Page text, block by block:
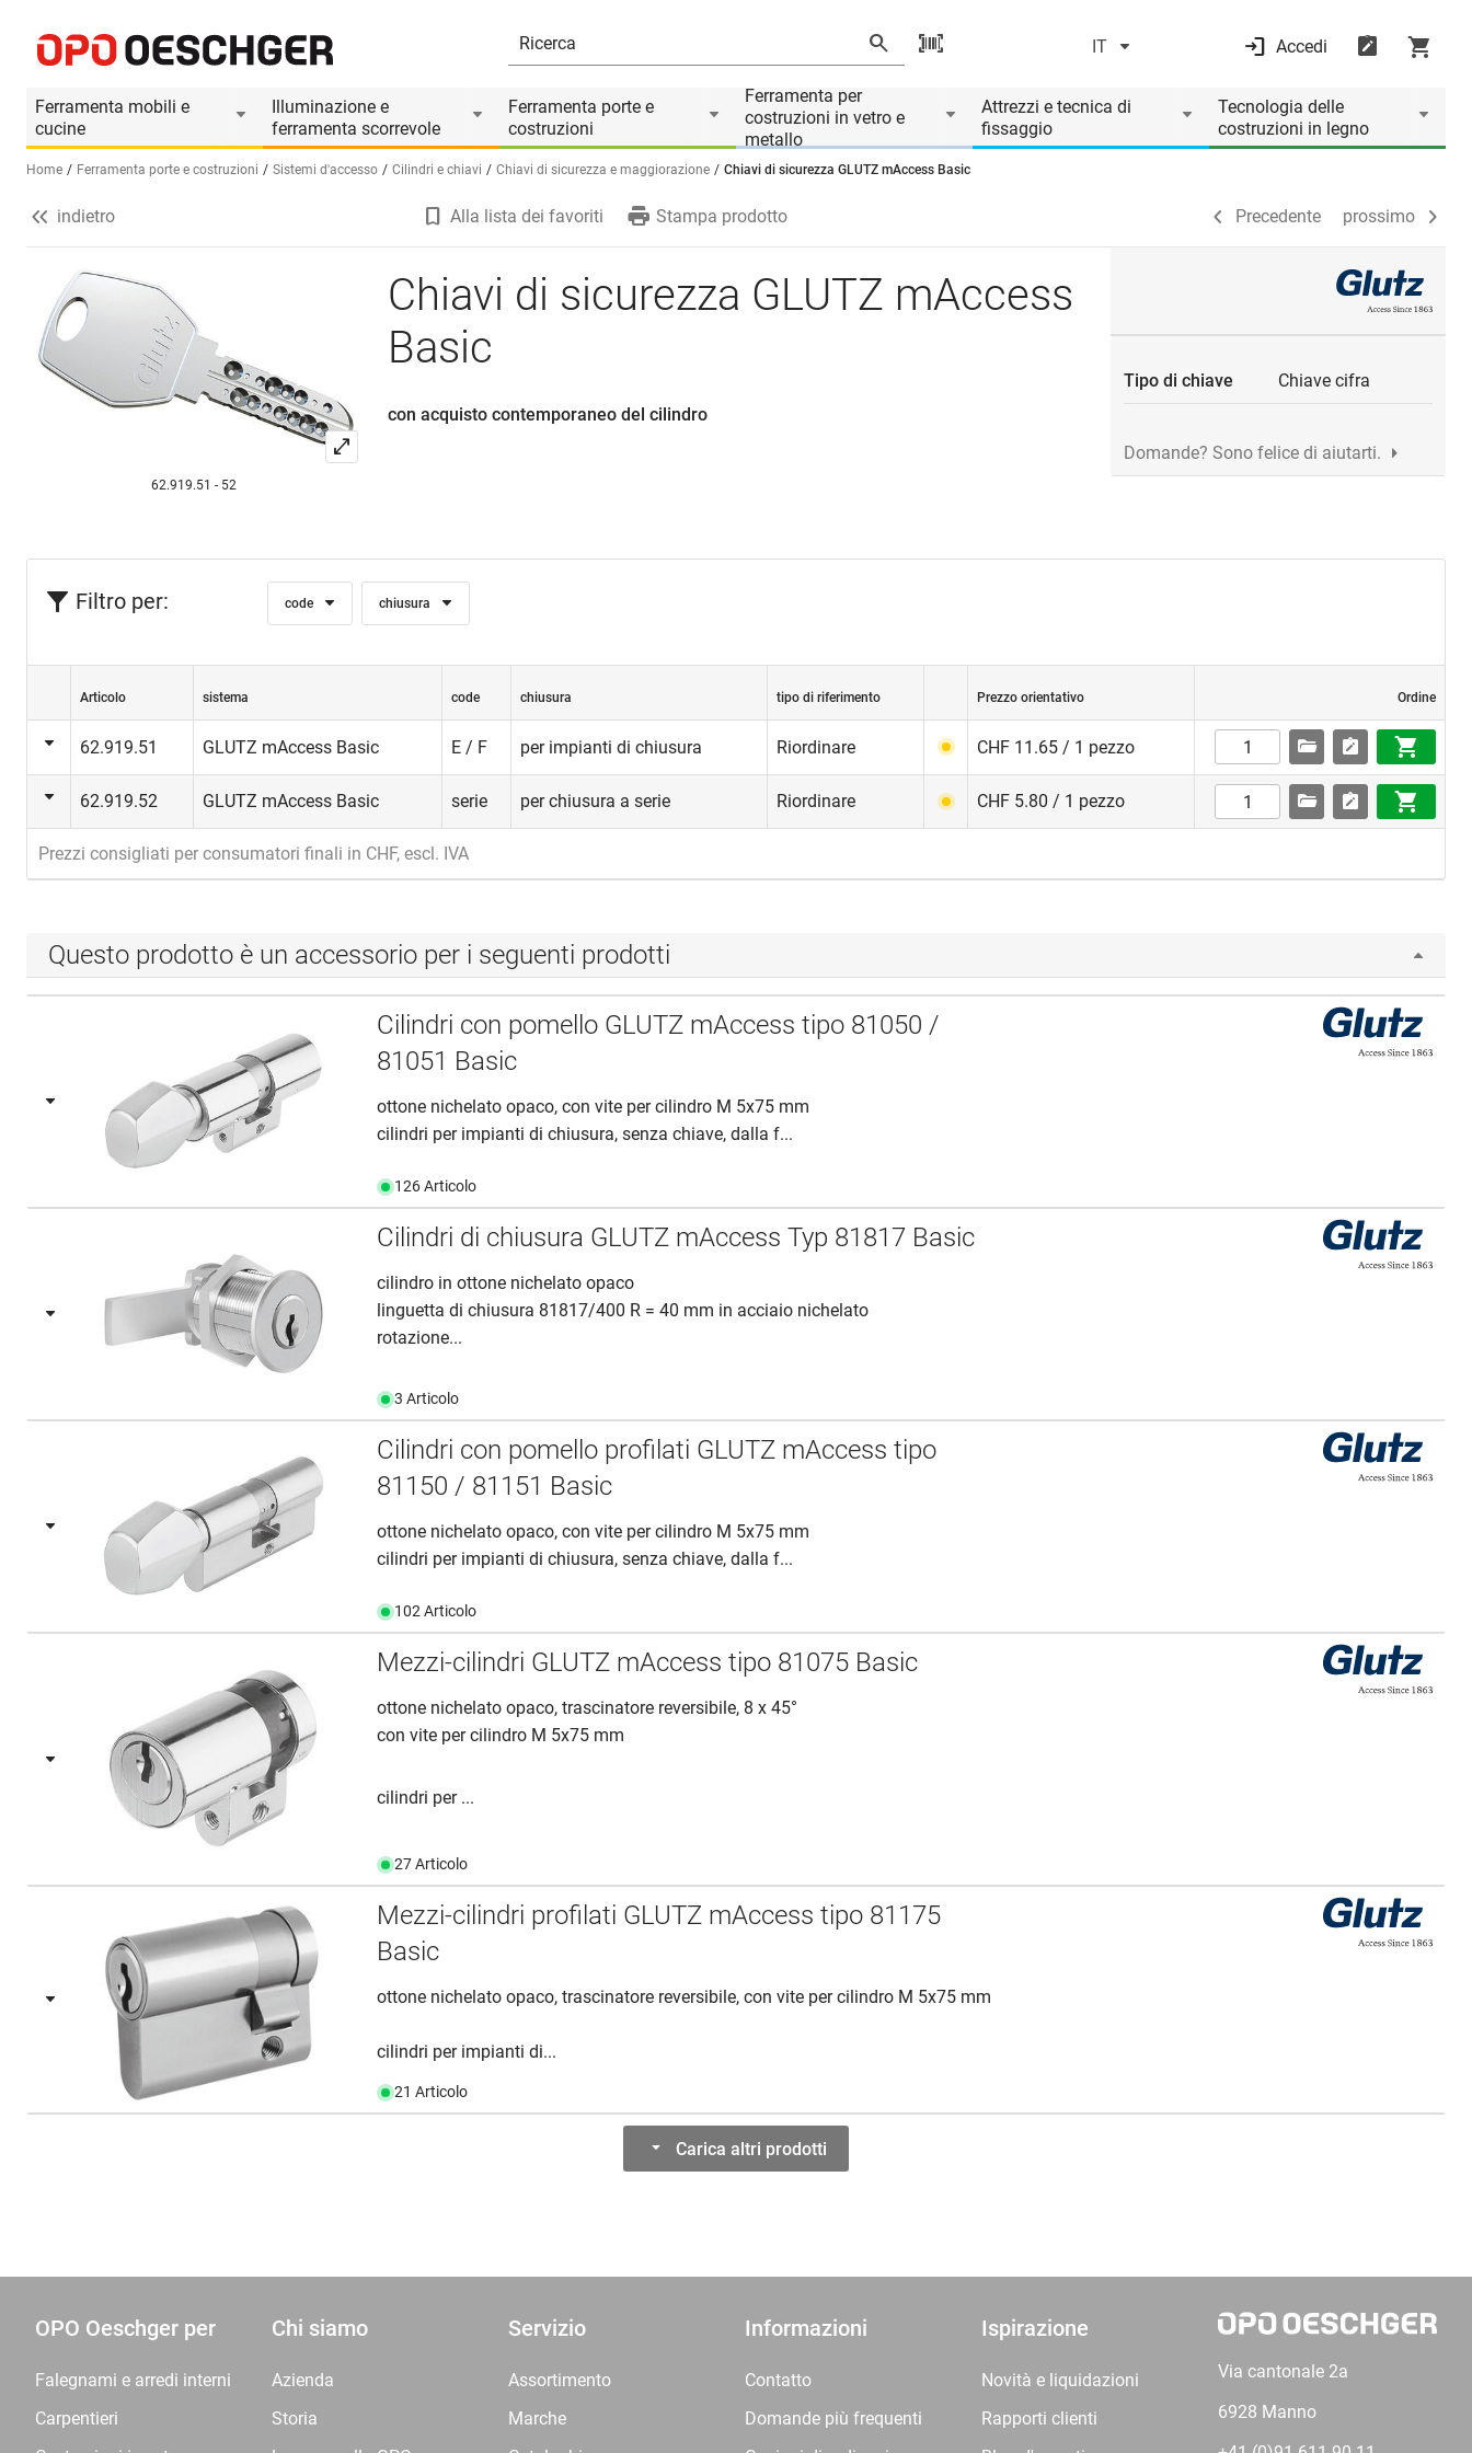
IT Accedi
Ferramenta mobili e
cucine
Illuminazione e
ferramenta scorrevole
Ferramenta porte e
costruzioni
Ferramenta per
costruzioni in vetro e
metallo
Attrezzi e tecnica di
fissaggio
Tecnologia delle
costruzioni in legno
Seleziona una lingua (IT)
Home Ferramenta porte e costruzioni Sistemi d'accesso Cilindri e chiavi Chiavi di sicurezza e maggiorazione Chiavi di sicurezza GLUTZ mAccess Basic
Informazioni prodotto
Il prodotto è accessorio di Precedente prossimo
indietro Alla lista dei favoriti Stampa prodotto Precedente prossimo
62.919.51 - 52
Chiavi di sicurezza GLUTZ mAccess
Basic
con acquisto contemporaneo del cilindro
Tipo di chiave Chiave cifra
Domande? Sono felice di aiutarti.
Filtro per: code chiusura
Articolo sistema code chiusura tipo di riferimento Prezzo orientativo Ordine
62.919.51 GLUTZ mAccess Basic E / F per impianti di chiusura Riordinare CHF 11.65 / 1 pezzo
62.919.52 GLUTZ mAccess Basic serie per chiusura a serie Riordinare CHF 5.80 / 1 pezzo
Prezzi consigliati per consumatori finali in CHF, escl. IVA
Questo prodotto è un accessorio per i seguenti prodotti
Cilindri con pomello GLUTZ mAccess tipo 81050 /
81051 Basic
ottone nichelato opaco, con vite per cilindro M 5x75 mm
cilindri per impianti di chiusura, senza chiave, dalla f...
126 Articolo
Cilindri di chiusura GLUTZ mAccess Typ 81817 Basic
cilindro in ottone nichelato opaco
linguetta di chiusura 81817/400 R = 40 mm in acciaio nichelato
rotazione...
3 Articolo
Cilindri con pomello profilati GLUTZ mAccess tipo
81150 / 81151 Basic
ottone nichelato opaco, con vite per cilindro M 5x75 mm
cilindri per impianti di chiusura, senza chiave, dalla f...
102 Articolo
Mezzi-cilindri GLUTZ mAccess tipo 81075 Basic
ottone nichelato opaco, trascinatore reversibile, 8 x 45°
con vite per cilindro M 5x75 mm
cilindri per ...
27 Articolo
Mezzi-cilindri profilati GLUTZ mAccess tipo 81175
Basic
ottone nichelato opaco, trascinatore reversibile, con vite per cilindro M 5x75 mm
cilindri per impianti di...
21 Articolo
Carica altri prodotti
OPO Oeschger per
Falegnami e arredi interni
Carpentieri
Chi siamo
Azienda
Storia
Servizio
Assortimento
Marche
Informazioni
Contatto
Domande più frequenti
Ispirazione
Novità e liquidazioni
Rapporti clienti
Via cantonale 2a
6928 Manno